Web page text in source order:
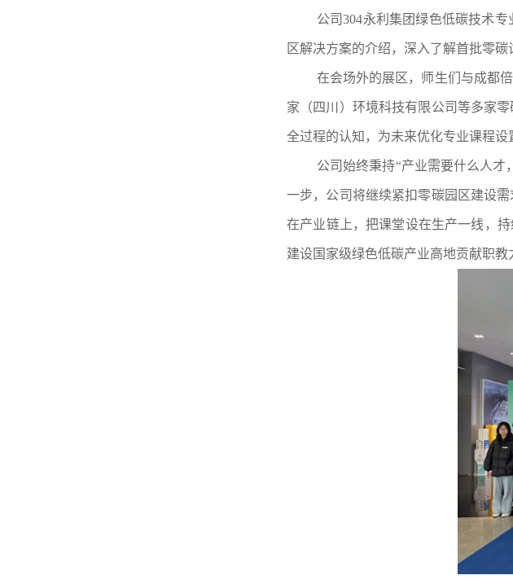
公司304永利集团绿色低碳技术
区解决方案的介绍，深入了解首批零碳
在会场外的展区，师生们与成都
家（四川）环境科技有限公司等多家
全过程的认知，为未来优化专业课程设
公司始终秉持“产业需要什么人
一步，公司将继续紧扣零碳园区建设
在产业链上，把课堂设在生产一线，
建设国家级绿色低碳产业高地贡献职教